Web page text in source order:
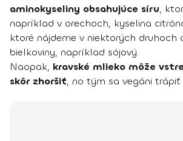
aminokyseliny obsahujúce síru,
napríklad v orechoch, kyselina
ktoré nájdeme v niektorých druhoch
bielkoviny, napríklad sójový.
Naopak, kravské mlieko môže
skôr zhoršiť, no tým sa vegáni trápiť